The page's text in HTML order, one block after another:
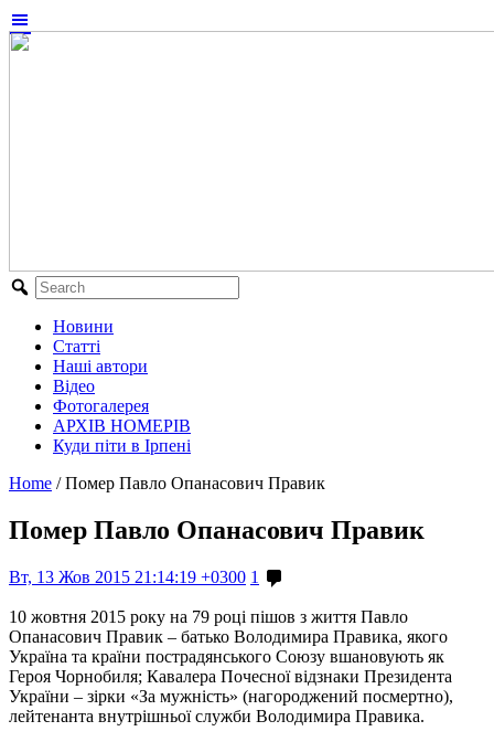
Новини
Статті
Наші автори
Відео
Фотогалерея
АРХІВ НОМЕРІВ
Куди піти в Ірпені
Home / Помер Павло Опанасович Правик
Помер Павло Опанасович Правик
Вт, 13 Жов 2015 21:14:19 +0300 1
10 жовтня 2015 року на 79 році пішов з життя Павло
Опанасович Правик – батько Володимира Правика, якого
Україна та країни пострадянського Союзу вшановують як
Героя Чорнобиля; Кавалера Почесної відзнаки Президента
України – зірки «За мужність» (нагороджений посмертно),
лейтенанта внутрішньої служби Володимира Правика.